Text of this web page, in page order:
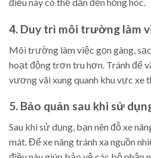
4. Duy trì môi trường làm
Môi trường làm việc gọn gàng,
hoạt động trơn tru hơn. Tránh để
vương vãi xung quanh khu vực xe
5. Bảo quản sau khi sử
Sau khi sử dụng, bạn nên đỗ xe
mát. Để xe nâng tránh xa nguồn